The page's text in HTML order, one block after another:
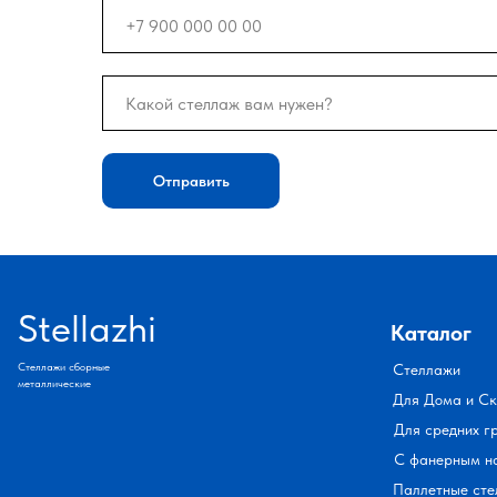
Отправить
Стеллажи сборные
металлические
Stellazhi Каталог
Стеллажи
Для Дома и
Для средних
С фанерным
Паллетные